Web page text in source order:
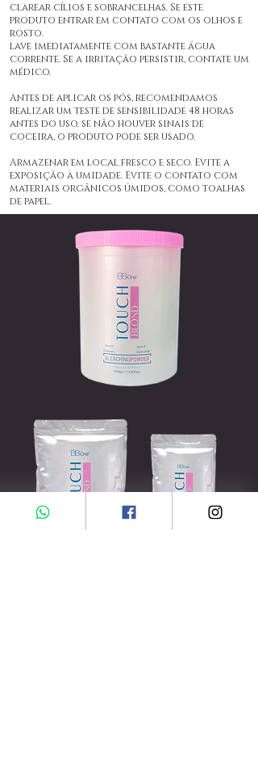
clarear cílios e sobrancelhas. Se este
produto entrar em contato com os olhos e
rosto.
lave imediatamente com bastante água
corrente. Se a irritação persistir, contate um
médico.
Antes de aplicar os pós, recomendamos
realizar um teste de sensibilidade 48 horas
antes do uso. se não houver sinais de
coceira, o produto pode ser usado.
Armazenar em local fresco e seco. Evite a
exposição à umidade. Evite o contato com
materiais orgânicos úmidos, como toalhas
de papel.